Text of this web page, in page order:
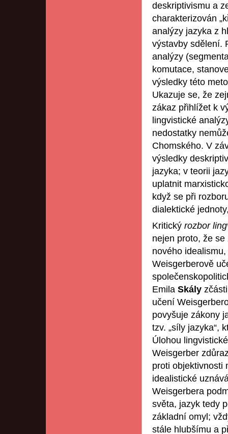
deskriptivismu a
charakterizován
analýzy jazyka z
výstavby sdělení.
analýzy
komutace,
výsledky této
Ukazuje se, že
zákaz přihlížet k
lingvistické
nedostatky
Chomského. V
výsledky
jazyka; v teorii
uplatnit
když se při
dialektické
Kritický rozbor
nejen proto, že
nového
Weisgerberově
Emila Skály
učení
povyšuje zákony
tzv. „síly jazyka“,
Úlohou
Weisgerber
proti objektivnosti
idealistické
Weisgerbera
světa, jazyk tedy
základní omyl;
stále hlubšímu a